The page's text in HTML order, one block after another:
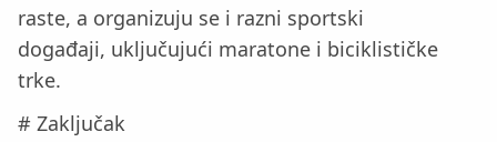
raste, a organizuju se i razni sportski
događaji, uključujući maratone i biciklističke
trke.
# Zaključak